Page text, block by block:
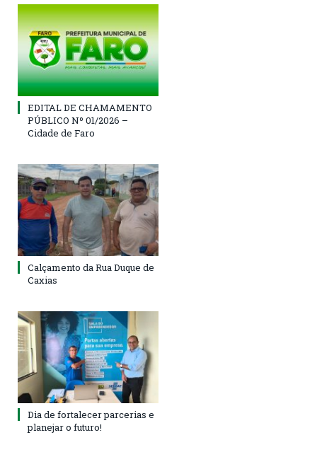
EDITAL DE CHAMAMENTO
PÚBLICO Nº 01/2026 –
Cidade de Faro
Calçamento da Rua Duque de
Caxias
Dia de fortalecer parcerias e
planejar o futuro!